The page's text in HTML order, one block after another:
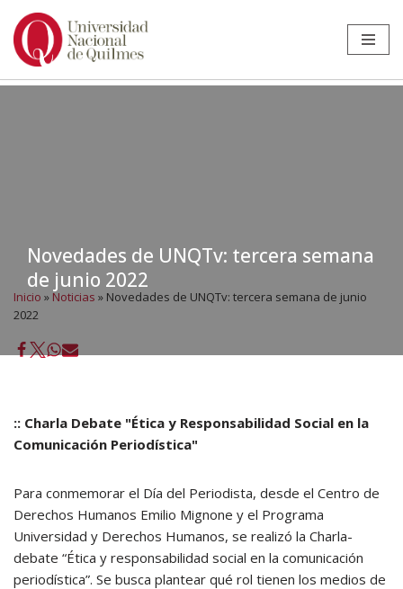
Ir
Novedades de UNQTv: tercera semana
de junio 2022
Inicio » Noticias » Novedades de UNQTv: tercera semana de junio
2022
:: Charla Debate "Ética y Responsabilidad Social en la
Comunicación Periodística"
Para conmemorar el Día del Periodista, desde el Centro de
Derechos Humanos Emilio Mignone y el Programa
Universidad y Derechos Humanos, se realizó la Charla-
debate “Ética y responsabilidad social en la comunicación
periodística”. Se busca plantear qué rol tienen los medios de